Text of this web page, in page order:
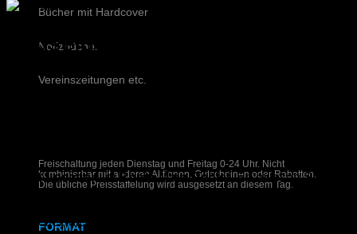
Bücher mit Hardcover
Notizbücher
Vereinszeitungen etc.
Freischaltung jeden Dienstag und Freitag 0-24 Uhr. Nicht
kombinierbar mit anderen Aktionen, Gutscheinen oder Rabatten.
Die übliche Preisstaffelung wird ausgesetzt an diesem Tag.
FORMAT
Hauseigener Lieferservice für
Event-Location im Rhein-Main-Gebiet. So müssen Sie
Aussteller, die mit Bahn oder Flugzeug anreisen. Profitieren